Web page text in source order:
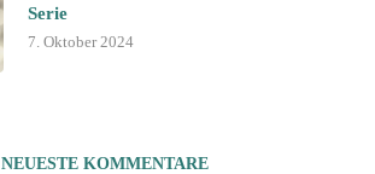
Serie
7. Oktober 2024
NEUESTE KOMMENTARE